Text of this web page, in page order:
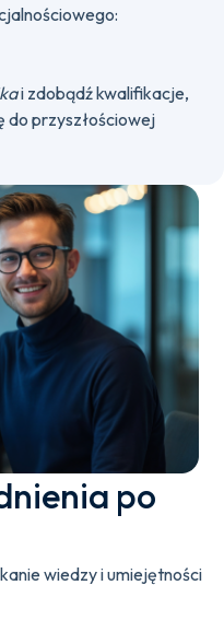
i zdobądź kwalifikacje,
do przyszłościowej
po
wiedzy i umiejętności